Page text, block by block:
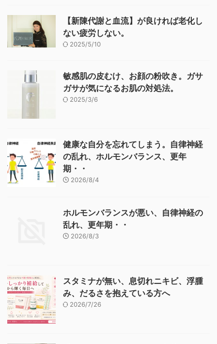
【新陳代謝と血流】が良ければ老化し
ない疲労しない。
2025/5/10
敏感肌の皮むけ、お顔の粉吹き。ガサ
ガサが気になるお肌の対処法。
2025/3/6
健康な自分を忘れてしまう。自律神経
の乱れ、ホルモンバランス、更年
期・・
2026/8/4
ホルモンバランスが悪い、自律神経の
乱れ、更年期・・
2026/8/3
スタミナが無い、息切れニキビ、浮腫
み、だるさを抱えている方へ
2026/7/26